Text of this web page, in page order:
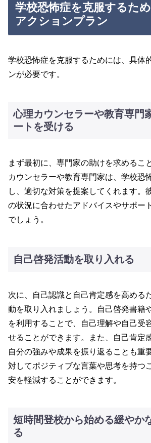
学校恐怖症を克服するた
アクションプラン
学校恐怖症を克服するためには、具体
ンが必要です。
心理カウンセラーや教育専門
ートを受ける
まず最初に、専門家の助けを求めるこ
カウンセラーや教育専門家は、学校恐
し、適切な対策を提案してくれます。
の状況に合わせたアドバイスやサポー
でしょう。
自己啓発活動を取り入れる
次に、自己認識と自己肯定感を高める
動を取り入れましょう。自己啓発書籍
を利用することで、自己理解や自己受
せることができます。また、自己肯定
自分の強みや成果を振り返ることも重
対してポジティブな言葉や思考を持つ
安を軽減することができます。
短時間登校から始める緩やか
る